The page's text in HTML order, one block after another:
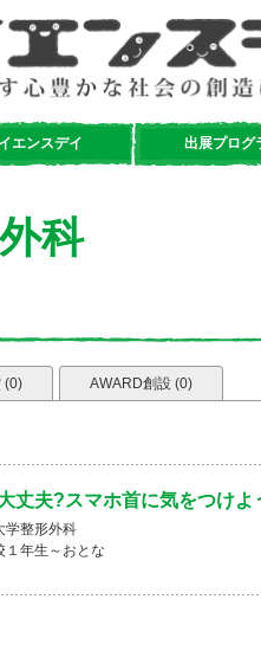
エンスデイ 出展プログ
科
(0) AWARD創設 (0)
丈夫?スマホ首に気をつけよ
学整形外科
１年生～おとな